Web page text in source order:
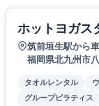
ホットヨガス
筑前垣生駅から
福岡県北九州市
タオルレンタル
グループピラティス